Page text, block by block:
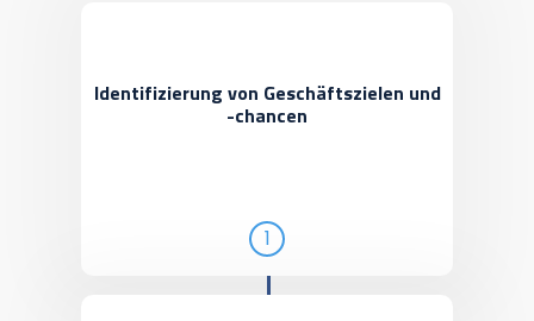
Identifizierung von Geschäftszielen und
-chancen
1